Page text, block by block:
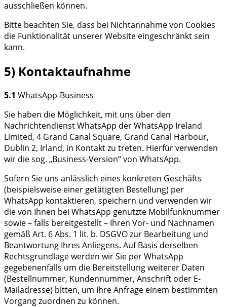
ausschließen können.
Bitte beachten Sie, dass bei Nichtannahme von Cookies
die Funktionalität unserer Website eingeschränkt sein
kann.
5) Kontaktaufnahme
5.1 WhatsApp-Business
Sie haben die Möglichkeit, mit uns über den
Nachrichtendienst WhatsApp der WhatsApp Ireland
Limited, 4 Grand Canal Square, Grand Canal Harbour,
Dublin 2, Irland, in Kontakt zu treten. Hierfür verwenden
wir die sog. „Business-Version“ von WhatsApp.
Sofern Sie uns anlässlich eines konkreten Geschäfts
(beispielsweise einer getätigten Bestellung) per
WhatsApp kontaktieren, speichern und verwenden wir
die von Ihnen bei WhatsApp genutzte Mobilfunknummer
sowie – falls bereitgestellt – Ihren Vor- und Nachnamen
gemäß Art. 6 Abs. 1 lit. b. DSGVO zur Bearbeitung und
Beantwortung Ihres Anliegens. Auf Basis derselben
Rechtsgrundlage werden wir Sie per WhatsApp
gegebenenfalls um die Bereitstellung weiterer Daten
(Bestellnummer, Kundennummer, Anschrift oder E-
Mailadresse) bitten, um Ihre Anfrage einem bestimmten
Vorgang zuordnen zu können.